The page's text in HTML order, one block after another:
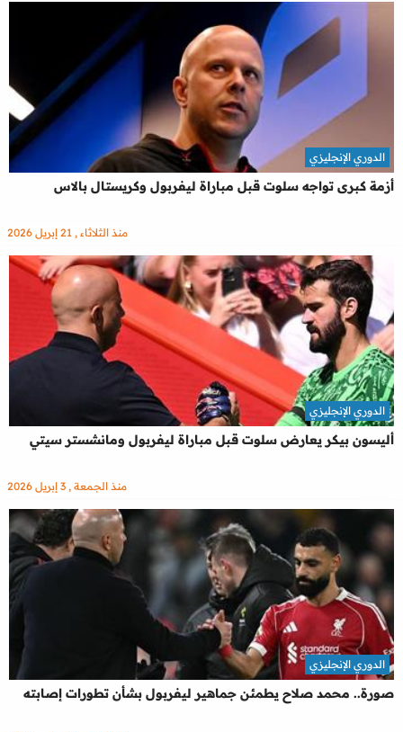
أزمة كبرى تواجه سلوت قبل مباراة ليفربول وكريستال بالاس
الدوري الإنجليزي
منذ الثلاثاء , 21 إبريل 2026
أليسون بيكر يعارض سلوت قبل مباراة ليفربول ومانشستر سيتي
الدوري الإنجليزي
منذ الجمعة , 3 إبريل 2026
صورة.. محمد صلاح يطمئن جماهير ليفربول بشأن تطورات إصابته
الدوري الإنجليزي